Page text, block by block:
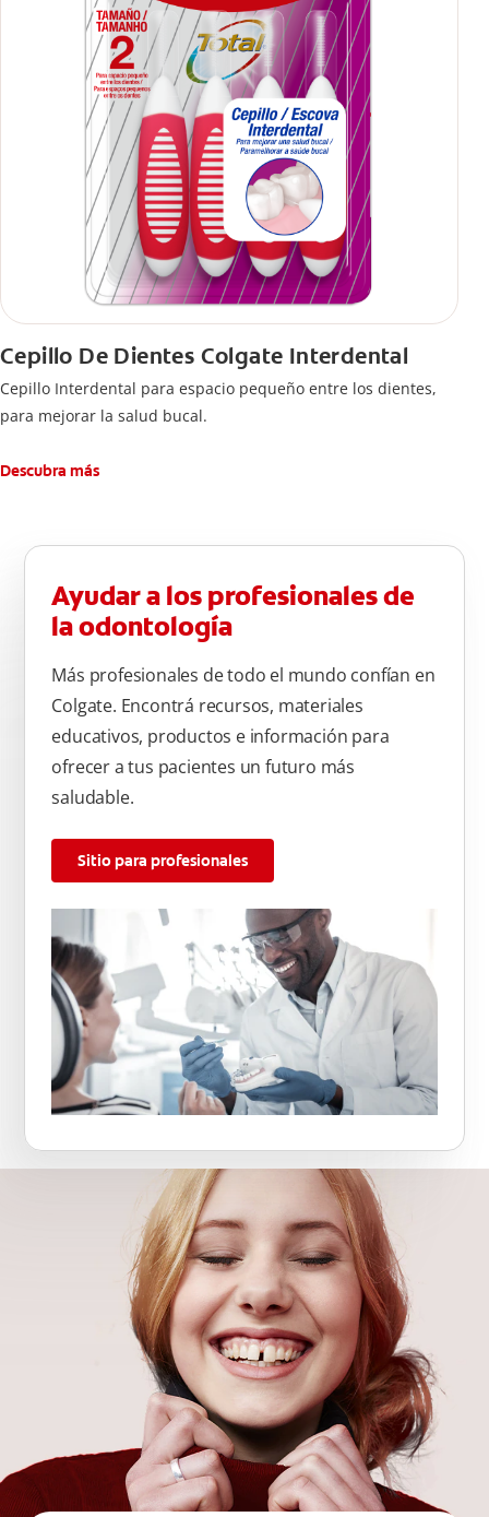
Cepillo De Dientes Colgate Interdental
Cepillo Interdental para espacio pequeño entre los dientes,
para mejorar la salud bucal.
Descubra más
Ayudar a los profesionales de
la odontología
Más profesionales de todo el mundo confían en
Colgate. Encontrá recursos, materiales
educativos, productos e información para
ofrecer a tus pacientes un futuro más
saludable.
Sitio para profesionales